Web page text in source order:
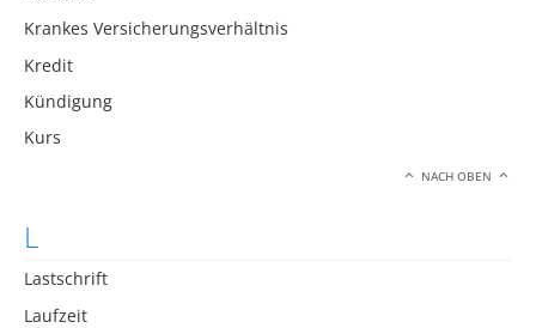
Krankes Versicherungsverhältnis
Kredit
Kündigung
Kurs
NACH OBEN
L
Lastschrift
Laufzeit